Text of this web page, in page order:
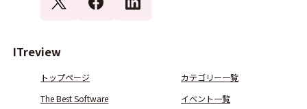
ITreview
トップページ
カテゴリー一覧
The Best Software
イベント一覧